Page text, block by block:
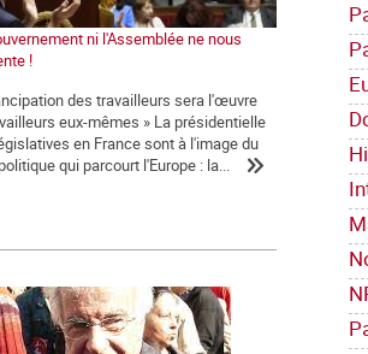
ni l'Assemblée ne nous
!
des travailleurs sera l'œuvre
eux-mêmes » La présidentielle
en France sont à l'image du
qui parcourt l'Europe : la...